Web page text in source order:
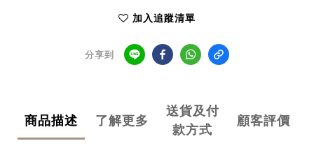
加入追蹤清單
分享到
商品描述 了解更多
送貨及付
款方式
顧客評價